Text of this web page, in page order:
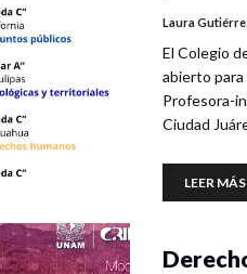
Laura
El Colegio
abierto para
Profesora-
Ciudad
LEER MÁS